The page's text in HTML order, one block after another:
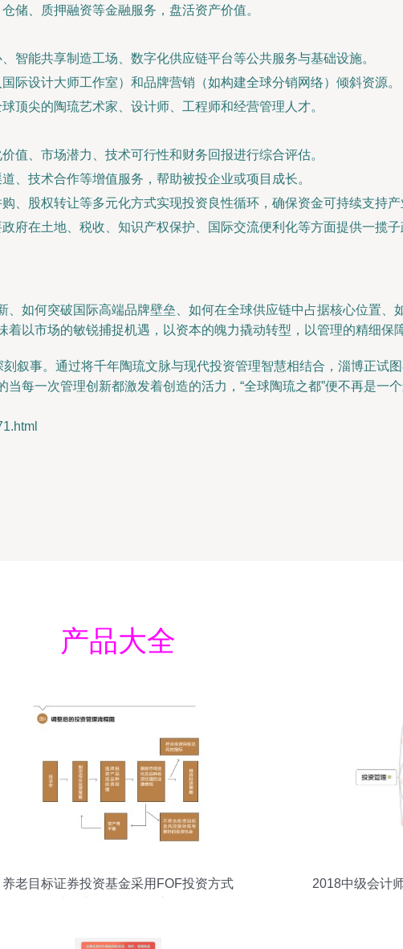
储、质押融资等金融服务，盘活资产价值。
智能共享制造工场、数字化供应链平台等公共服务与基础设施。
际设计大师工作室）和品牌营销（如构建全球分销网络）倾斜资源。
顶尖的陶琉艺术家、设计师、工程师和经营管理人才。
值、市场潜力、技术可行性和财务回报进行综合评估。
、技术合作等增值服务，帮助被投企业或项目成长。
、股权转让等多元化方式实现投资良性循环，确保资金可持续支持产
府在土地、税收、知识产权保护、国际交流便利化等方面提供一揽
如何突破国际高端品牌壁垒、如何在全球供应链中占据核心位置、
以市场的敏锐捕捉机遇，以资本的魄力撬动转型，以管理的精细保障
叙事。通过将千年陶琉文脉与现代投资管理智慧相结合，淄博正试
每一次管理创新都激发着创造的活力，“全球陶琉之都”便不再是一
产品大全
养老目标证券投资基金采用FOF投资方式
2018中级会计